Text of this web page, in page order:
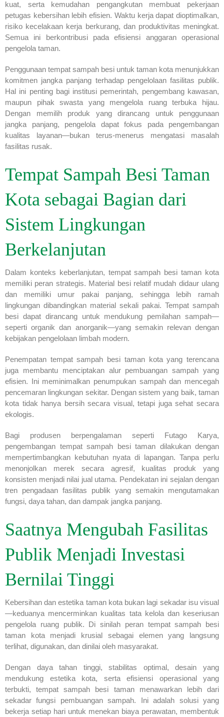
kuat, serta kemudahan pengangkutan membuat pekerjaan
petugas kebersihan lebih efisien. Waktu kerja dapat dioptimalkan,
risiko kecelakaan kerja berkurang, dan produktivitas meningkat.
Semua ini berkontribusi pada efisiensi anggaran operasional
pengelola taman.
Penggunaan tempat sampah besi untuk taman kota menunjukkan
komitmen jangka panjang terhadap pengelolaan fasilitas publik.
Hal ini penting bagi institusi pemerintah, pengembang kawasan,
maupun pihak swasta yang mengelola ruang terbuka hijau.
Dengan memilih produk yang dirancang untuk penggunaan
jangka panjang, pengelola dapat fokus pada pengembangan
kualitas layanan—bukan terus-menerus mengatasi masalah
fasilitas rusak.
Tempat Sampah Besi Taman
Kota sebagai Bagian dari
Sistem Lingkungan
Berkelanjutan
Dalam konteks keberlanjutan, tempat sampah besi taman kota
memiliki peran strategis. Material besi relatif mudah didaur ulang
dan memiliki umur pakai panjang, sehingga lebih ramah
lingkungan dibandingkan material sekali pakai. Tempat sampah
besi dapat dirancang untuk mendukung pemilahan sampah—
seperti organik dan anorganik—yang semakin relevan dengan
kebijakan pengelolaan limbah modern.
Penempatan tempat sampah besi taman kota yang terencana
juga membantu menciptakan alur pembuangan sampah yang
efisien. Ini meminimalkan penumpukan sampah dan mencegah
pencemaran lingkungan sekitar. Dengan sistem yang baik, taman
kota tidak hanya bersih secara visual, tetapi juga sehat secara
ekologis.
Bagi produsen berpengalaman seperti Futago Karya,
pengembangan tempat sampah besi taman dilakukan dengan
mempertimbangkan kebutuhan nyata di lapangan. Tanpa perlu
menonjolkan merek secara agresif, kualitas produk yang
konsisten menjadi nilai jual utama. Pendekatan ini sejalan dengan
tren pengadaan fasilitas publik yang semakin mengutamakan
fungsi, daya tahan, dan dampak jangka panjang.
Saatnya Mengubah Fasilitas
Publik Menjadi Investasi
Bernilai Tinggi
Kebersihan dan estetika taman kota bukan lagi sekadar isu visual
—keduanya mencerminkan kualitas tata kelola dan keseriusan
pengelola ruang publik. Di sinilah peran tempat sampah besi
taman kota menjadi krusial sebagai elemen yang langsung
terlihat, digunakan, dan dinilai oleh masyarakat.
Dengan daya tahan tinggi, stabilitas optimal, desain yang
mendukung estetika kota, serta efisiensi operasional yang
terbukti, tempat sampah besi taman menawarkan lebih dari
sekadar fungsi pembuangan sampah. Ini adalah solusi yang
bekerja setiap hari untuk menekan biaya perawatan, membentuk